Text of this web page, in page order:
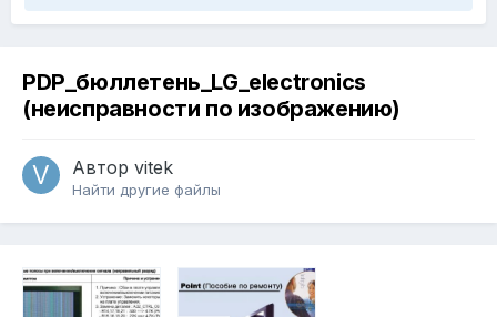
PDP_бюллетень_LG_electronics
(неисправности по изображению)
Автор vitek
Найти другие файлы